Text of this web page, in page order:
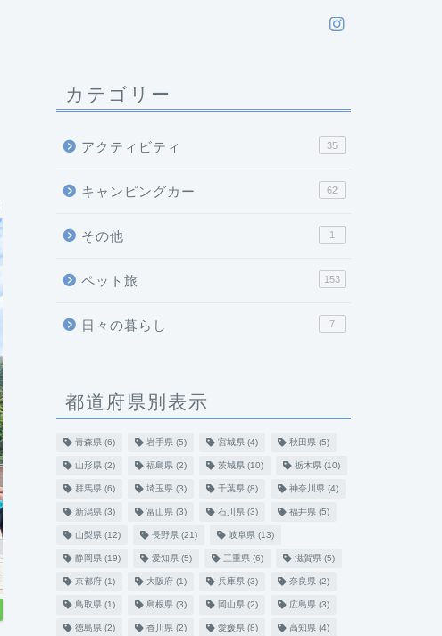
カテゴリー
アクティビティ 35
キャンピングカー 62
その他 1
ペット旅 153
日々の暮らし 7
都道府県別表示
青森県(6) 岩手県(5) 宮城県(4) 秋田県(5)
山形県(2) 福島県(2) 茨城県(10) 栃木県(10)
群馬県(6) 埼玉県(3) 千葉県(8) 神奈川県(4)
新潟県(3) 富山県(3) 石川県(3) 福井県(5)
山梨県(12) 長野県(21) 岐阜県(13)
静岡県(19) 愛知県(5) 三重県(6) 滋賀県(5)
京都府(1) 大阪府(1) 兵庫県(3) 奈良県(2)
鳥取県(1) 島根県(3) 岡山県(2) 広島県(3)
徳島県(2) 香川県(2) 愛媛県(8) 高知県(4)